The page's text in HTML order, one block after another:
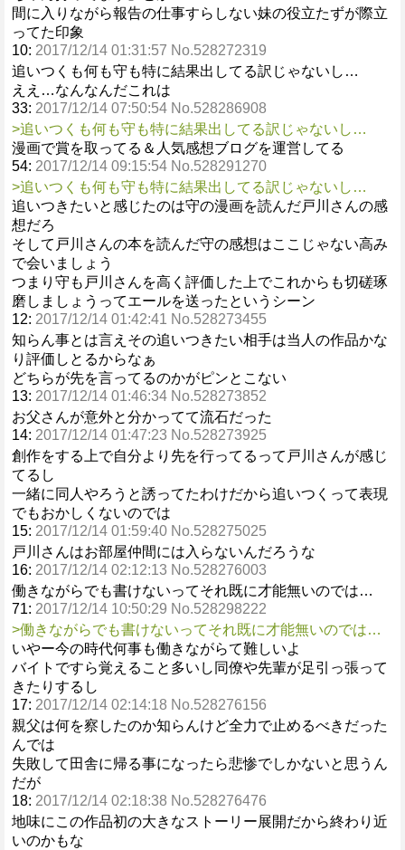
間に入りながら報告の仕事すらしない妹の役立たずが際立
ってた印象
10: 2017/12/14 01:31:57 No.528272319
追いつくも何も守も特に結果出してる訳じゃないし…
ええ…なんなんだこれは
33: 2017/12/14 07:50:54 No.528286908
>追いつくも何も守も特に結果出してる訳じゃないし…
漫画で賞を取ってる＆人気感想ブログを運営してる
54: 2017/12/14 09:15:54 No.528291270
>追いつくも何も守も特に結果出してる訳じゃないし…
追いつきたいと感じたのは守の漫画を読んだ戸川さんの感
想だろ
そして戸川さんの本を読んだ守の感想はここじゃない高み
で会いましょう
つまり守も戸川さんを高く評価した上でこれからも切磋琢
磨しましょうってエールを送ったというシーン
12: 2017/12/14 01:42:41 No.528273455
知らん事とは言えその追いつきたい相手は当人の作品かな
り評価しとるからなぁ
どちらが先を言ってるのかがピンとこない
13: 2017/12/14 01:46:34 No.528273852
お父さんが意外と分かってて流石だった
14: 2017/12/14 01:47:23 No.528273925
創作をする上で自分より先を行ってるって戸川さんが感じ
てるし
一緒に同人やろうと誘ってたわけだから追いつくって表現
でもおかしくないのでは
15: 2017/12/14 01:59:40 No.528275025
戸川さんはお部屋仲間には入らないんだろうな
16: 2017/12/14 02:12:13 No.528276003
働きながらでも書けないってそれ既に才能無いのでは…
71: 2017/12/14 10:50:29 No.528298222
>働きながらでも書けないってそれ既に才能無いのでは…
いやー今の時代何事も働きながらて難しいよ
バイトですら覚えること多いし同僚や先輩が足引っ張って
きたりするし
17: 2017/12/14 02:14:18 No.528276156
親父は何を察したのか知らんけど全力で止めるべきだった
んでは
失敗して田舎に帰る事になったら悲惨でしかないと思うん
だが
18: 2017/12/14 02:18:38 No.528276476
地味にこの作品初の大きなストーリー展開だから終わり近
いのかもな